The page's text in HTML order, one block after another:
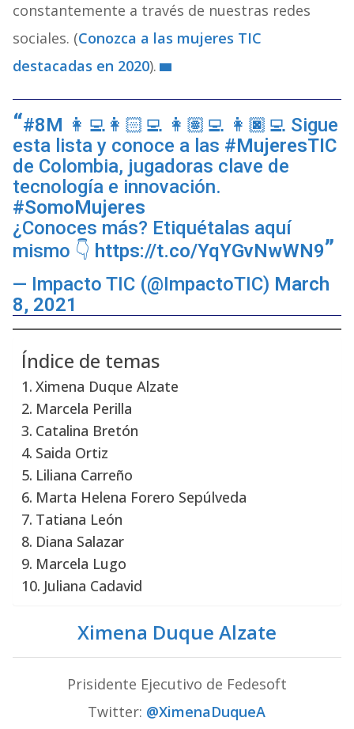
constantemente a través de nuestras redes
sociales. (Conozca a las mujeres TIC
destacadas en 2020).
#8M 👩‍💻👩🏻‍💻 👩🏽‍💻 👩🏿‍💻 Sigue
esta lista y conoce a las #MujeresTIC
de Colombia, jugadoras clave de
tecnología e innovación.
#SomoMujeres
¿Conoces más? Etiquétalas aquí
mismo 👇 https://t.co/YqYGvNwWN9
— Impacto TIC (@ImpactoTIC) March
8, 2021
Índice de temas
Ximena Duque Alzate
Marcela Perilla
Catalina Bretón
Saida Ortiz
Liliana Carreño
Marta Helena Forero Sepúlveda
Tatiana León
Diana Salazar
Marcela Lugo
Juliana Cadavid
Ximena Duque Alzate
Prisidente Ejecutivo de Fedesoft
Twitter: @XimenaDuqueA